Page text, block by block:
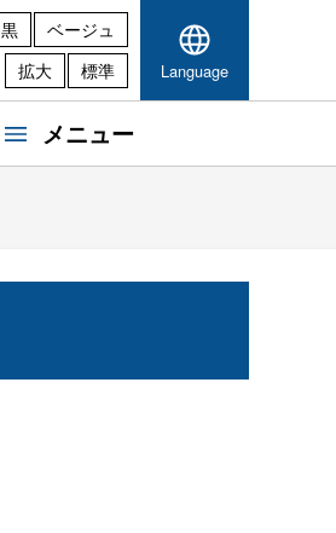
黒
ベージュ
拡大 標準 Language
メニュー